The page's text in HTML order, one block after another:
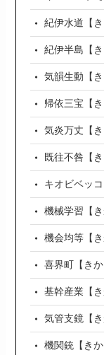
紀伊水道【
紀伊半島【
気韻生動【
帰依三宝【
気炎万丈【
既往不咎【
キオビベッ
機械学習【
機会均等【
喜界町【き
基幹産業【
気管支鏡【
機関銃【き